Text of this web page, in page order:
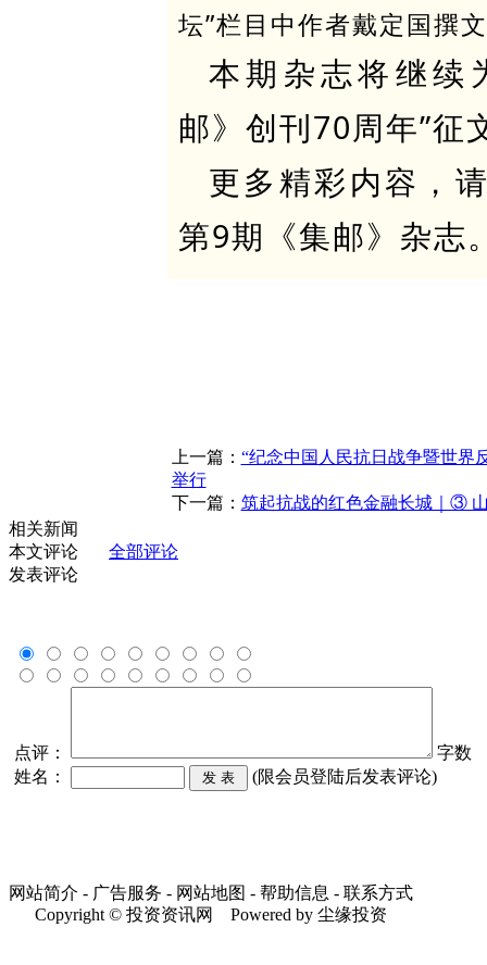
坛”栏目中作者戴定国撰
本期杂志将继续
邮》创刊70周年”征
更多精彩内容，
第9期《集邮》杂志
上一篇： “纪念中国人民抗日战争暨世界
举行
下一篇： 筑起抗战的红色金融长城｜③
相关新闻
本文评论
全部评论
发表评论
点评：
字数
姓名：
(限会员登陆后发表评论)
网站简介 - 广告服务 - 网站地图 - 帮助信息 - 联系方式
Copyright © 投资资讯网 Powered by 尘缘投资